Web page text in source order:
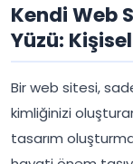
Kendi Web
Yüzü:
Bir web sitesi,
kimliğinizi
tasarım